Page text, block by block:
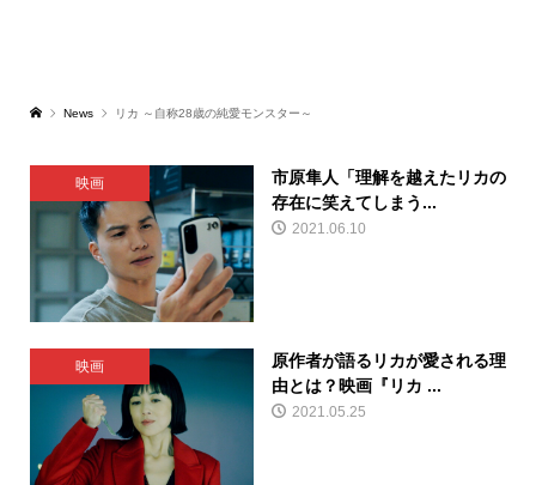
News リカ ～自称28歳の純愛モンスター～
映画
市原隼人「理解を越えたリカの
存在に笑えてしまう...
2021.06.10
映画
原作者が語るリカが愛される理
由とは？映画『リカ ...
2021.05.25